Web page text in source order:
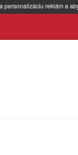
personalizáciu reklám a